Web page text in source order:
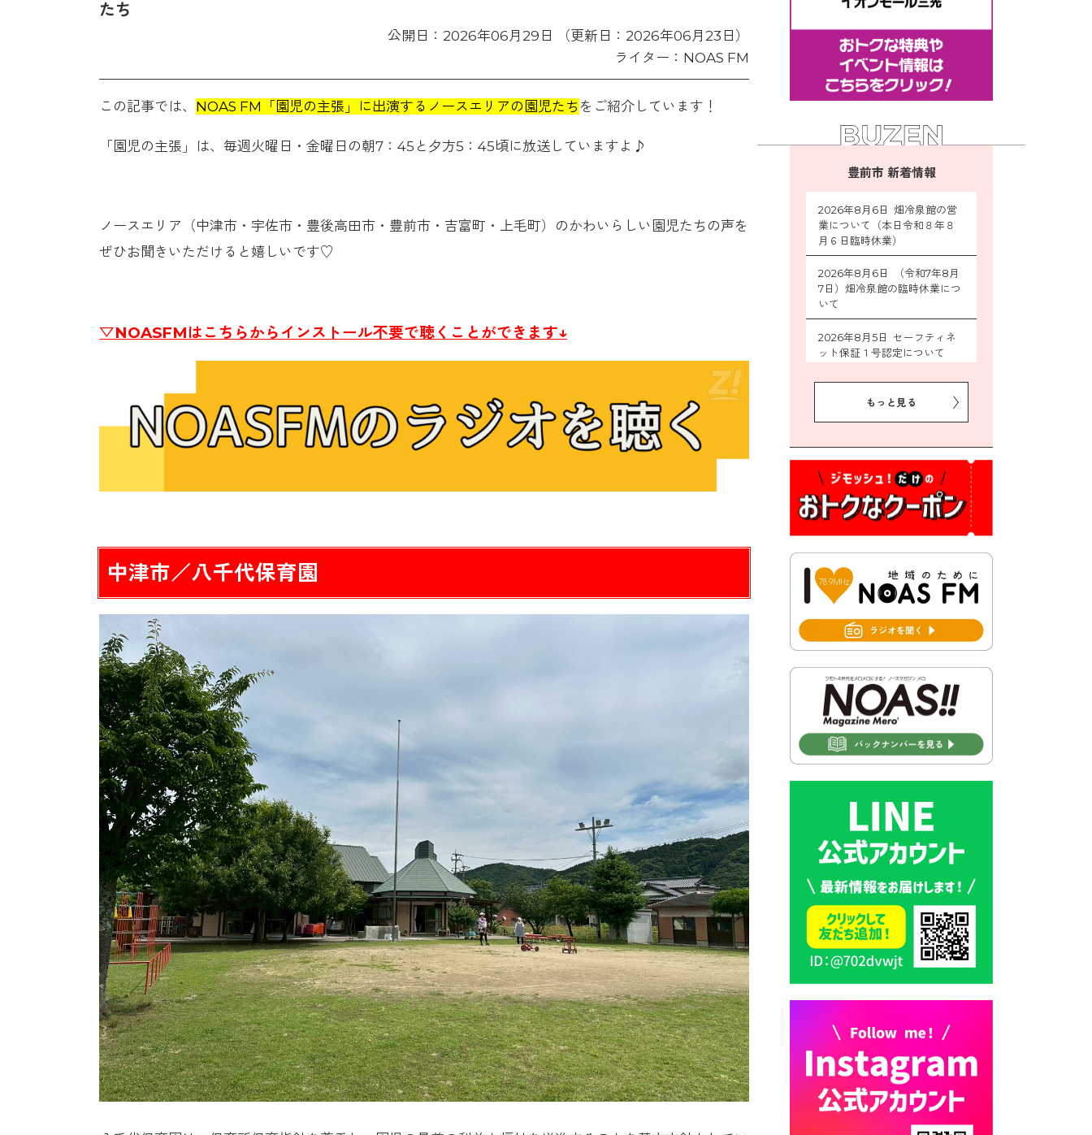
たち
公開日：2026年06月29日 （更新日：2026年06月23日）
ライター：NOAS FM
この記事では、 NOAS FM「園児の主張」に出演するノースエリアの園児たち をご紹介しています！
「園児の主張」は、毎週火曜日・金曜日の朝7：45と夕方5：45頃に放送していますよ♪
ノースエリア（中津市・宇佐市・豊後高田市・豊前市・吉富町・上毛町）のかわいらしい園児たちの声を
ぜひお聞きいただけると嬉しいです♡
▽NOASFMはこちらからインストール不要で聴くことができます↓
中津市／八千代保育園
豊前市 新着情報
2026年8月6日 畑冷泉館の営
業について（本日令和８年８
月６日臨時休業）
2026年8月6日 （令和7年8月
7日）畑冷泉館の臨時休業につ
いて
2026年8月5日 セーフティネ
ット保証１号認定について
2026年8月5日 豊前市プレミ
アム付き商品券事業に関する
2026年8月5日 豊前市クリー
2026年8月3日 千束地域づく
り協議会
集！
地震義援金の受付について
総合計画後期基本計画策定業
務委託に係る質問回答につい
て
2026年7月31日 市税等の納付
書が変わります！
中学校の進捗状況について
2026年7月30日 豊前市立学校
再編成準備協議会
2026年7月30日 豊前市立学校
紹介≪再編計画の見直しにつ
いて≫
2026年7月29日 豊前市指定ご
み袋販売のお知らせ
催決定！
2026年7月28日 ごみ収集日の
お知らせ
2026年7月28日 令和8年度
京築地区水道企業団職員採用
もっと見る